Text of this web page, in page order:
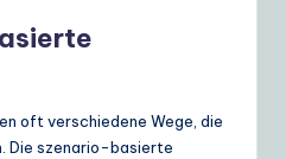
oft verschiedene Wege, die
Die szenario-basierte